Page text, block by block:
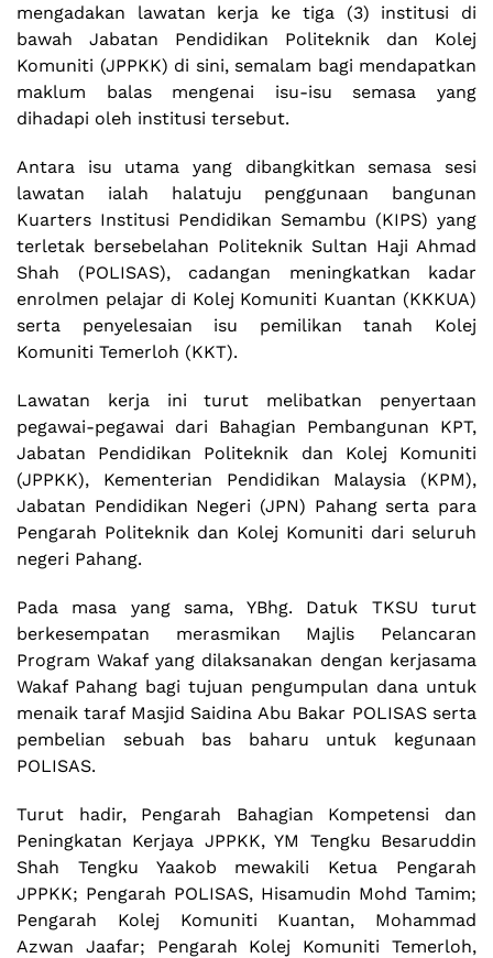
mengadakan lawatan kerja ke tiga (3) institusi di
bawah Jabatan Pendidikan Politeknik dan Kolej
Komuniti (JPPKK) di sini, semalam bagi mendapatkan
maklum balas mengenai isu-isu semasa yang
dihadapi oleh institusi tersebut.
Antara isu utama yang dibangkitkan semasa sesi
lawatan ialah halatuju penggunaan bangunan
Kuarters Institusi Pendidikan Semambu (KIPS) yang
terletak bersebelahan Politeknik Sultan Haji Ahmad
Shah (POLISAS), cadangan meningkatkan kadar
enrolmen pelajar di Kolej Komuniti Kuantan (KKKUA)
serta penyelesaian isu pemilikan tanah Kolej
Komuniti Temerloh (KKT).
Lawatan kerja ini turut melibatkan penyertaan
pegawai-pegawai dari Bahagian Pembangunan KPT,
Jabatan Pendidikan Politeknik dan Kolej Komuniti
(JPPKK), Kementerian Pendidikan Malaysia (KPM),
Jabatan Pendidikan Negeri (JPN) Pahang serta para
Pengarah Politeknik dan Kolej Komuniti dari seluruh
negeri Pahang.
Pada masa yang sama, YBhg. Datuk TKSU turut
berkesempatan merasmikan Majlis Pelancaran
Program Wakaf yang dilaksanakan dengan kerjasama
Wakaf Pahang bagi tujuan pengumpulan dana untuk
menaik taraf Masjid Saidina Abu Bakar POLISAS serta
pembelian sebuah bas baharu untuk kegunaan
POLISAS.
Turut hadir, Pengarah Bahagian Kompetensi dan
Peningkatan Kerjaya JPPKK, YM Tengku Besaruddin
Shah Tengku Yaakob mewakili Ketua Pengarah
JPPKK; Pengarah POLISAS, Hisamudin Mohd Tamim;
Pengarah Kolej Komuniti Kuantan, Mohammad
Azwan Jaafar; Pengarah Kolej Komuniti Temerloh,